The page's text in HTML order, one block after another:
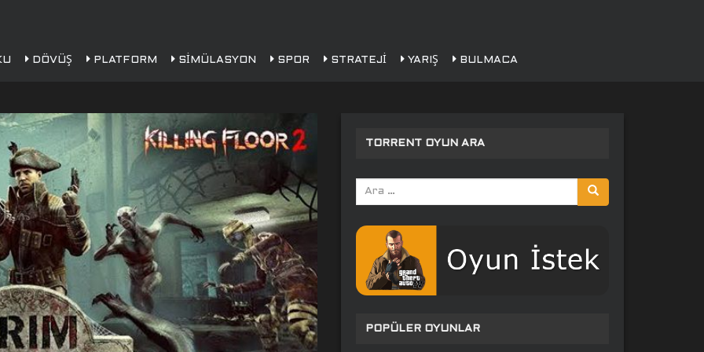
DÖVÜŞ PLATFORM SIMÜLASYON SPOR STRATEJI YARIŞ BULMACA
TORRENT OYUN ARA
Arama
yap:
POPÜLER OYUNLAR